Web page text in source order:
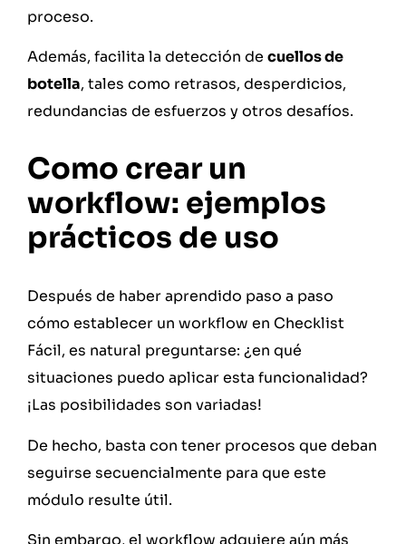
proceso.
Además, facilita la detección de cuellos de
botella, tales como retrasos, desperdicios,
redundancias de esfuerzos y otros desafíos.
Como crear un
workflow: ejemplos
prácticos de uso
Después de haber aprendido paso a paso
cómo establecer un workflow en Checklist
Fácil, es natural preguntarse: ¿en qué
situaciones puedo aplicar esta funcionalidad?
¡Las posibilidades son variadas!
De hecho, basta con tener procesos que deban
seguirse secuencialmente para que este
módulo resulte útil.
Sin embargo, el workflow adquiere aún más